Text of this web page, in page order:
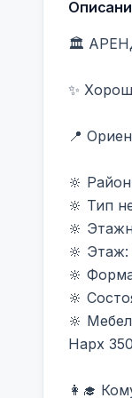
🏛
✨
📍
🔆
🔆 Тип
🔆
🔆 Этаж:
🔆
🔆
🔆
Нарх
👩‍🎓